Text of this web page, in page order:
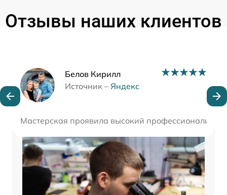
Отзывы наших клиентов
Белов Кирилл
Источник – Яндекс
Мастерская проявила высокий профессионализм
Наши мастера